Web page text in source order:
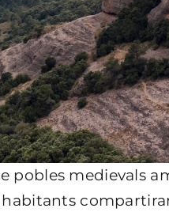
pobles medievals
habitants